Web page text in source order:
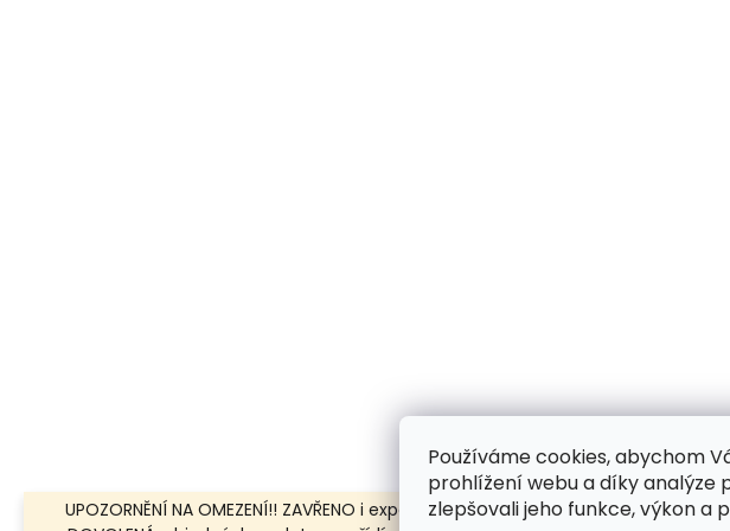
Používáme cookies, abychom
prohlížení webu a díky analýze
zlepšovali jeho funkce, výkon a
UPOZORNĚNÍ NA OMEZENÍ!! ZAVŘENO i expedice | 31.7.-8.8.